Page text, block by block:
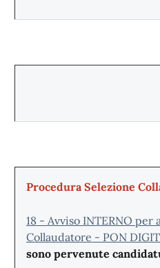
Procedura Selezione
18 - Avviso INTERNO
Collaudatore - PON
sono pervenute